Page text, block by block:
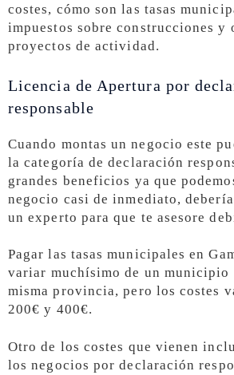
costes, cómo son las tasas
impuestos sobre construcciones y
proyectos de actividad.
Licencia de Apertura por
responsable
Cuando montas un negocio este
la categoría de declaración
grandes beneficios ya que
negocio casi de inmediato,
un experto para que te asesore
Pagar las tasas municipales en
variar muchísimo de un municipio
misma provincia, pero los costes
200€ y 400€.
Otro de los costes que vienen
los negocios por declaración